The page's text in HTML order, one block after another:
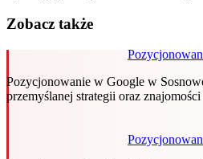
Zobacz także
Pozycjonowanie w Google w
przemyślanej strategii oraz